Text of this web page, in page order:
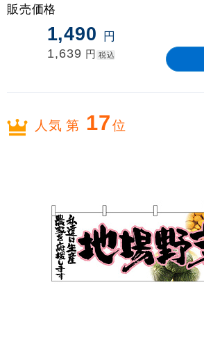
販売価格
1,490 円
1,639 円 税込
人気 第 17位